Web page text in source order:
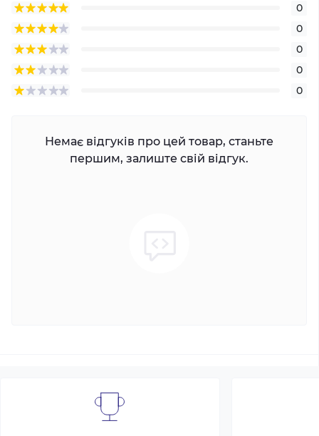
0
0
0
0
0
Немає відгуків про цей товар, станьте
першим, залиште свій відгук.